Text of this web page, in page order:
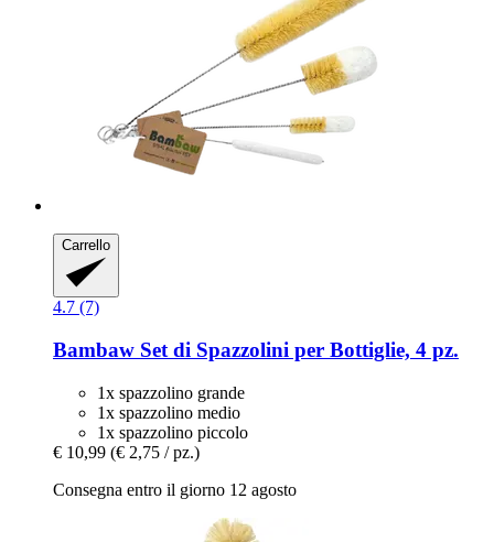
Carrello
4.7 (7)
Bambaw Set di Spazzolini per Bottiglie, 4 pz.
1x spazzolino grande
1x spazzolino medio
1x spazzolino piccolo
€ 10,99 (€ 2,75 / pz.)
Consegna entro il giorno 12 agosto